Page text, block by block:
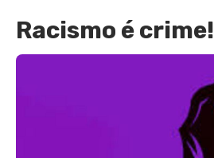
Racismo é crime!